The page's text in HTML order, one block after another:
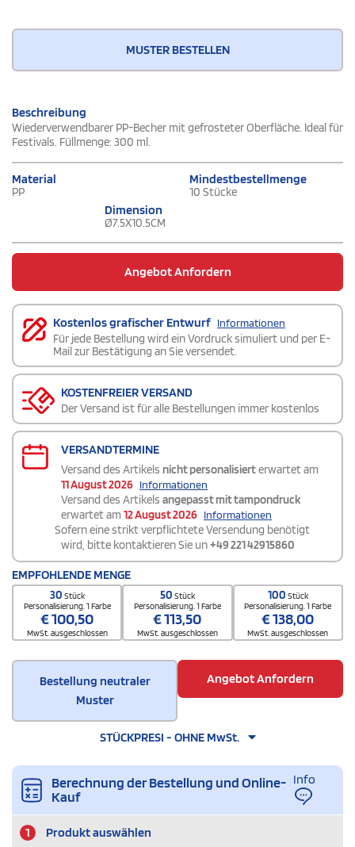
MUSTER BESTELLEN
Beschreibung
Wiederverwendbarer PP-Becher mit gefrosteter Oberfläche. Ideal für
Festivals. Füllmenge: 300 ml.
Material
PP
Mindestbestellmenge
10 Stücke
Dimension
Ø7.5X10.5CM
Angebot Anfordern
Kostenlos grafischer Entwurf Informationen
Für jede Bestellung wird ein Vordruck simuliert und per E-
Mail zur Bestätigung an Sie versendet.
KOSTENFREIER VERSAND
Der Versand ist für alle Bestellungen immer kostenlos
VERSANDTERMINE
Versand des Artikels nicht personalisierterwartet am
11 August 2026 Informationen
Versand des Artikels angepasst mit tampondruck
erwartet am 12 August 2026 Informationen
Sofern eine strikt verpflichtete Versendung benötigt
wird, bitte kontaktieren Sie un+49 221 42915860
EMPFOHLENDE MENGE
30 Stück
Personalisierung. 1 Farbe
€100,50
MwSt. ausgeschlossen
50 Stück
Personalisierung. 1 Farbe
€113,50
MwSt. ausgeschlossen
100 Stück
Personalisierung. 1 Farbe
€138,00
MwSt. ausgeschlossen
Bestellung neutraler
Muster
Angebot Anfordern
STÜCKPRESI - OHNE MwSt.
Berechnung der Bestellung und Online-
Kauf
Info
1 Produkt auswählen